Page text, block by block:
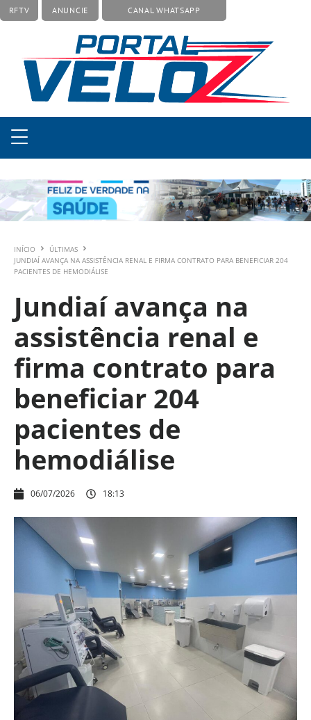
RFTV ANUNCIE CANAL WHATSAPP
INÍCIO
ÚLTIMAS
JUNDIAÍ AVANÇA NA ASSISTÊNCIA RENAL E FIRMA CONTRATO PARA BENEFICIAR 204
PACIENTES DE HEMODIÁLISE
Jundiaí avança na
assistência renal e
firma contrato para
beneficiar 204
pacientes de
hemodiálise
06/07/2026 18:13